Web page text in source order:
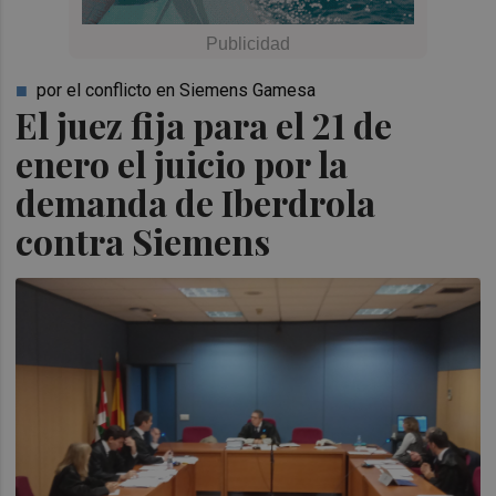
El juez fija para el 21 de
enero el juicio por la
demanda de Iberdrola
contra Siemens
por el conflicto en Siemens Gamesa